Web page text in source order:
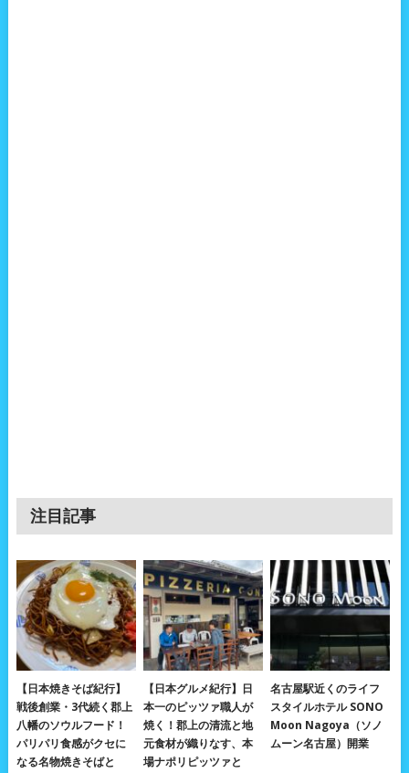
注目記事
【日本焼きそば紀行】
戦後創業・3代続く郡上
八幡のソウルフード！
パリパリ食感がクセに
なる名物焼きそばと
【日本グルメ紀行】日
本一のピッツァ職人が
焼く！郡上の清流と地
元食材が織りなす、本
場ナポリピッツァと
名古屋駅近くのライフ
スタイルホテル SONO
Moon Nagoya（ソノ
ムーン名古屋）開業